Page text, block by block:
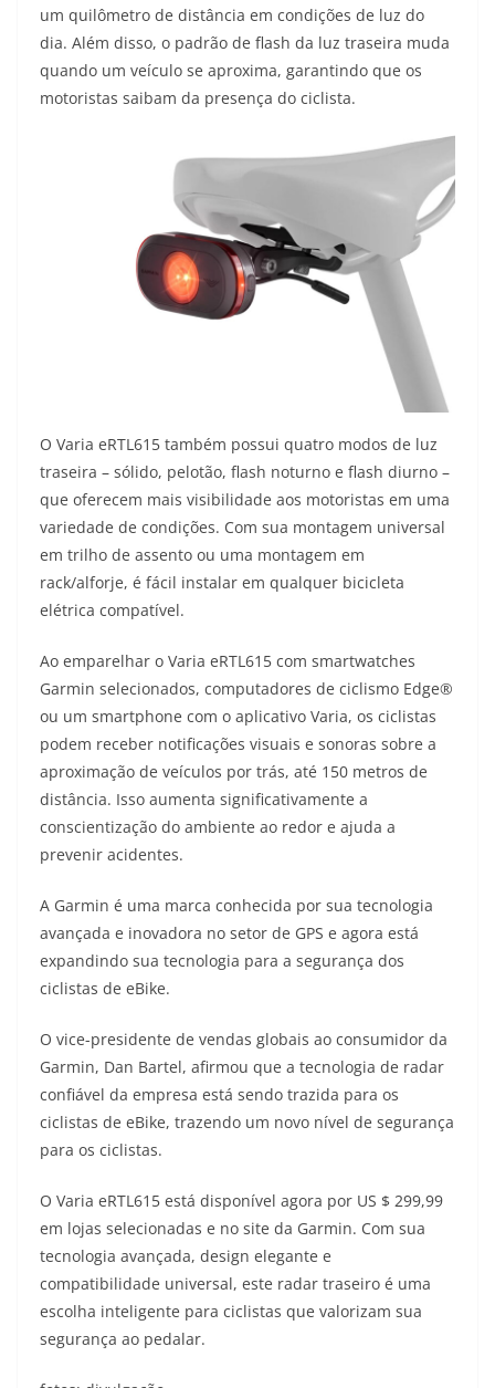
um quilômetro de distância em condições de luz do
dia. Além disso, o padrão de flash da luz traseira muda
quando um veículo se aproxima, garantindo que os
motoristas saibam da presença do ciclista.
O Varia eRTL615 também possui quatro modos de luz
traseira – sólido, pelotão, flash noturno e flash diurno –
que oferecem mais visibilidade aos motoristas em uma
variedade de condições. Com sua montagem universal
em trilho de assento ou uma montagem em
rack/alforje, é fácil instalar em qualquer bicicleta
elétrica compatível.
Ao emparelhar o Varia eRTL615 com smartwatches
Garmin selecionados, computadores de ciclismo Edge®
ou um smartphone com o aplicativo Varia, os ciclistas
podem receber notificações visuais e sonoras sobre a
aproximação de veículos por trás, até 150 metros de
distância. Isso aumenta significativamente a
conscientização do ambiente ao redor e ajuda a
prevenir acidentes.
A Garmin é uma marca conhecida por sua tecnologia
avançada e inovadora no setor de GPS e agora está
expandindo sua tecnologia para a segurança dos
ciclistas de eBike.
O vice-presidente de vendas globais ao consumidor da
Garmin, Dan Bartel, afirmou que a tecnologia de radar
confiável da empresa está sendo trazida para os
ciclistas de eBike, trazendo um novo nível de segurança
para os ciclistas.
O Varia eRTL615 está disponível agora por US $ 299,99
em lojas selecionadas e no site da Garmin. Com sua
tecnologia avançada, design elegante e
compatibilidade universal, este radar traseiro é uma
escolha inteligente para ciclistas que valorizam sua
segurança ao pedalar.